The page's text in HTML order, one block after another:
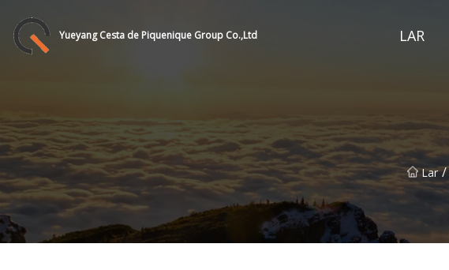
Yueyang Cesta de Piquenique Group Co.,Ltd LAR
Lar /